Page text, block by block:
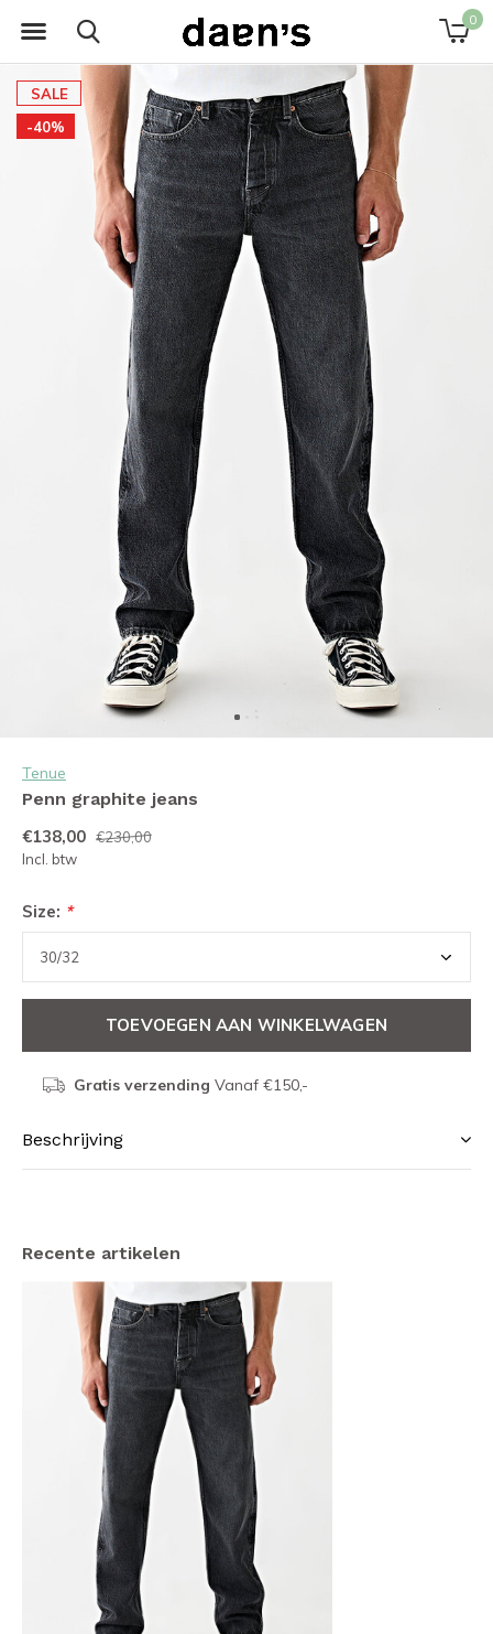
0
SALE
-40%
Tenue
Penn graphite jeans
€138,00 €230,00
Incl. btw
Size: *
TOEVOEGEN AAN WINKELWAGEN
Gratis verzending Vanaf €150,-
Beschrijving
Recente artikelen